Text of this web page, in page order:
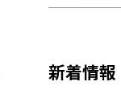
新着情報